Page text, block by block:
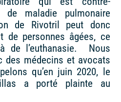
maladie pulmonaire
de Rivotril peut donc
de personnes âgées, ce
de l’euthanasie. Nous
des médecins et avocats
qu’en juin 2020, le
a porté plainte au